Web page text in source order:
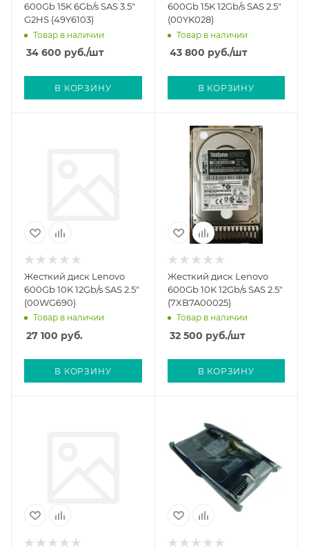
600Gb 15K 6Gb/s SAS 3.5"
G2HS (49Y6103)
Товар в наличии
34 600 руб./шт
В КОРЗИНУ
600Gb 15K 12Gb/s SAS 2.5"
(00YK028)
Товар в наличии
43 800 руб./шт
В КОРЗИНУ
Жесткий диск Lenovo
600Gb 10K 12Gb/s SAS 2.5"
(00WG690)
Товар в наличии
27 100 руб.
В КОРЗИНУ
Жесткий диск Lenovo
600Gb 10K 12Gb/s SAS 2.5"
(7XB7A00025)
Товар в наличии
32 500 руб./шт
В КОРЗИНУ